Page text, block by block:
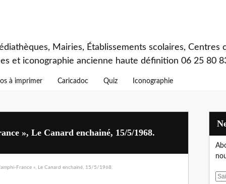
Mairies, Établissements scolaires, Centres
et iconographie ancienne haute définition 06 25 80
à imprimer Caricadoc Quiz Iconographie
», Le Canard enchainé, 15/5/1968.
E